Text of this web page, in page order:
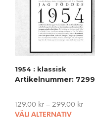
1954 : klassisk
Artikelnummer: 7299
129.00 kr – 299.00 kr
VÄLJ ALTERNATIV